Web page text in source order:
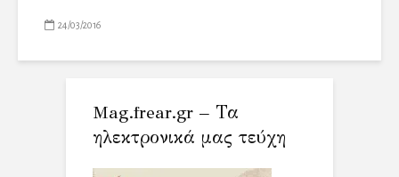
24/03/2016
Mag.frear.gr – Τα
ηλεκτρονικά μας τεύχη